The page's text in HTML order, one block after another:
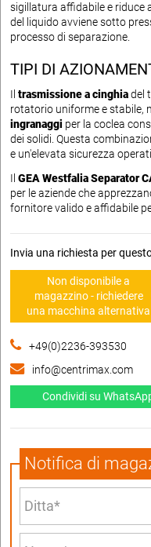
sigillatura affidabile e riduce
del liquido avviene sotto
processo di separazione.
TIPI DI
Il trasmissione a cinghiadel
rotatorio uniforme e stabile,
ingranaggi per la coclea
dei solidi. Questa
e un'elevata sicurezza
Il GEA Westfalia Separator
per le aziende che
fornitore valido e affidabile
Invia una richiesta per
Non disponibile a
magazzino - richiedere
una macchina alternativa
+49(0)2236-393530
info@centrimax.com
Condividi su
Notifica di